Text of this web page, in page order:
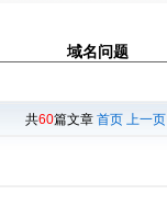
域名问题
共60篇文章 首页 上一页